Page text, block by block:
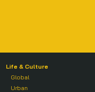
Life & Culture
Global
Urban